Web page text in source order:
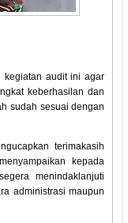
kegiatan audit ini agar
keberhasilan dan
sudah sesuai dengan
terimakasih
kepada
menindaklanjuti
administrasi maupun